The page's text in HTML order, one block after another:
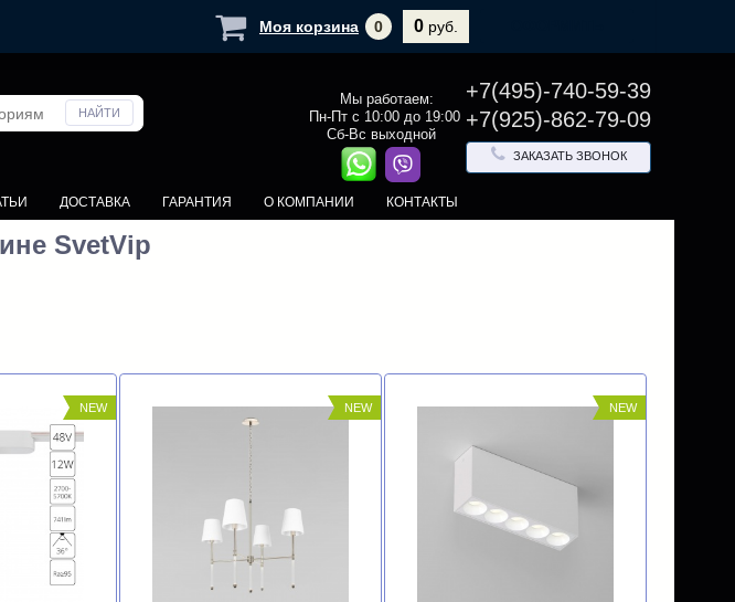
Мы работаем:
Пн-Пт с 10:00 до 19:00
Сб-Вс выходной
+7(495)-740-59-39
+7(925)-862-79-09
ЗАКАЗАТЬ ЗВОНОК
ДОСТАВКА ГАРАНТИЯ О КОМПАНИИ КОНТАКТЫ
SvetVip
NEW NEW NEW
Моя корзина 0 0 руб.